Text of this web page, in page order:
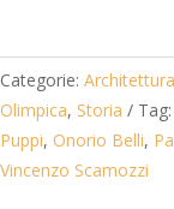
Categorie: Architettura
Olimpica, Storia Tag:
Puppi, Onorio Belli,
Vincenzo Scamozzi